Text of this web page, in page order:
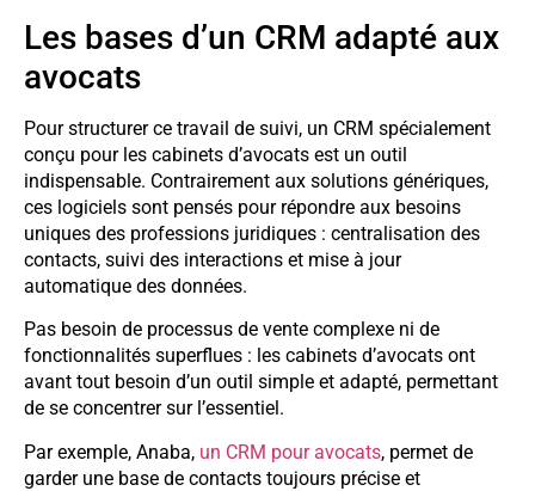
Les bases d’un CRM adapté aux
avocats
Pour structurer ce travail de suivi, un CRM spécialement
conçu pour les cabinets d’avocats est un outil
indispensable. Contrairement aux solutions génériques,
ces logiciels sont pensés pour répondre aux besoins
uniques des professions juridiques : centralisation des
contacts, suivi des interactions et mise à jour
automatique des données.
Pas besoin de processus de vente complexe ni de
fonctionnalités superflues : les cabinets d’avocats ont
avant tout besoin d’un outil simple et adapté, permettant
de se concentrer sur l’essentiel.
Par exemple, Anaba, un CRM pour avocats, permet de
garder une base de contacts toujours précise et